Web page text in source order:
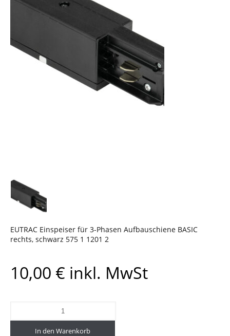
EUTRAC Einspeiser für 3-Phasen Aufbauschiene BASIC
rechts, schwarz 575 1 1201 2
10,00 € inkl. MwSt
In den Warenkorb